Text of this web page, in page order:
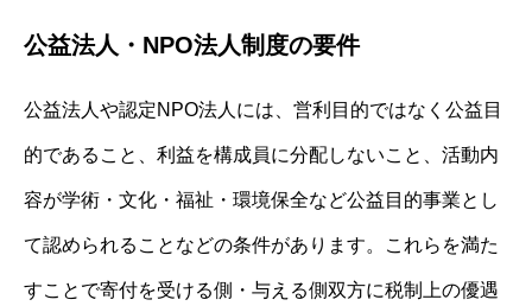
公益法人・NPO法人制度の要件
公益法人や認定NPO法人には、営利目的ではなく公益目
的であること、利益を構成員に分配しないこと、活動内
容が学術・文化・福祉・環境保全など公益目的事業とし
て認められることなどの条件があります。これらを満た
すことで寄付を受ける側・与える側双方に税制上の優遇